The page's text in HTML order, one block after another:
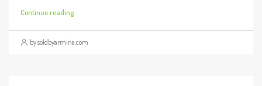
Continue reading
by soldbyarmina.com